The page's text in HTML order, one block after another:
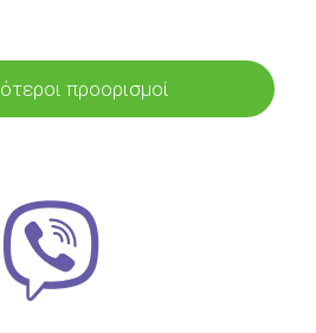
προορισμοί